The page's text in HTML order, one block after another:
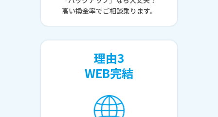
高い換金率でご相談乗ります。
理由3
WEB完結